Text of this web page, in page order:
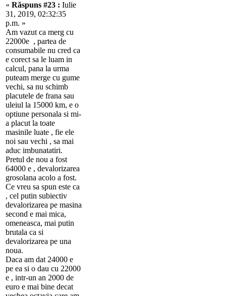
« Răspuns #23 : Iulie
31, 2019, 02:32:35
p.m. »
Am vazut ca merg cu
22000e , partea de
consumabile nu cred ca
e corect sa le luam in
calcul, pana la urma
puteam merge cu gume
vechi, sa nu schimb
placutele de frana sau
uleiul la 15000 km, e o
optiune personala si mi-
a placut la toate
masinile luate , fie ele
noi sau vechi , sa mai
aduc imbunatatiri.
Pretul de nou a fost
64000 e , devalorizarea
grosolana acolo a fost.
Ce vreu sa spun este ca
, cel putin subiectiv
devalorizarea pe masina
second e mai mica,
omeneasca, mai putin
brutala ca si
devalorizarea pe una
noua.
Daca am dat 24000 e
pe ea si o dau cu 22000
e , intr-un an 2000 de
euro e mai bine decat